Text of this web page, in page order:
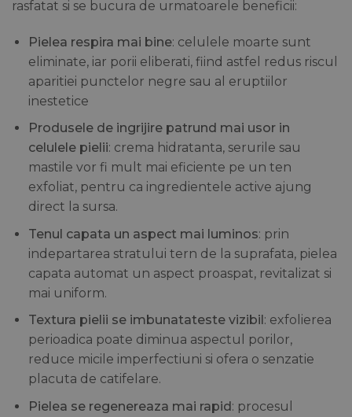
rasfatat si se bucura de urmatoarele beneficii:
Pielea respira mai bine: celulele moarte sunt
eliminate, iar porii eliberati, fiind astfel redus riscul
aparitiei punctelor negre sau al eruptiilor
inestetice
Produsele de ingrijire patrund mai usor in
celulele pielii: crema hidratanta, serurile sau
mastile vor fi mult mai eficiente pe un ten
exfoliat, pentru ca ingredientele active ajung
direct la sursa.
Tenul capata un aspect mai luminos: prin
indepartarea stratului tern de la suprafata, pielea
capata automat un aspect proaspat, revitalizat si
mai uniform.
Textura pielii se imbunatateste vizibil : exfolierea
perioadica poate diminua aspectul porilor,
reduce micile imperfectiuni si ofera o senzatie
placuta de catifelare.
Pielea se regenereaza mai rapid: procesul